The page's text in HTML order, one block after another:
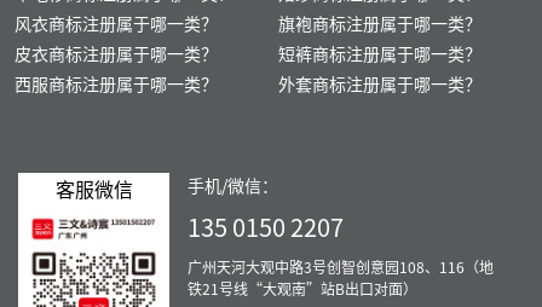
风衣商标注册属于哪一类？
皮衣商标注册属于哪一类？
西服商标注册属于哪一类？
旗袍商标注册属于哪一类？
短裤商标注册属于哪一类？
外套商标注册属于哪一类？
客服微信 手机/微信：
135 0150 2207
广州天河大观中路3号创智创意园108、116（地
铁21号线“大观南”站B出口对面）